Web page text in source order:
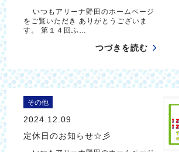
いつもアリーナ野田のホームページ
をご覧いただき ありがとうございま
す。 第１４回ふ…
つづきを読む
その他
2024.12.09
定休日のお知らせ☆彡